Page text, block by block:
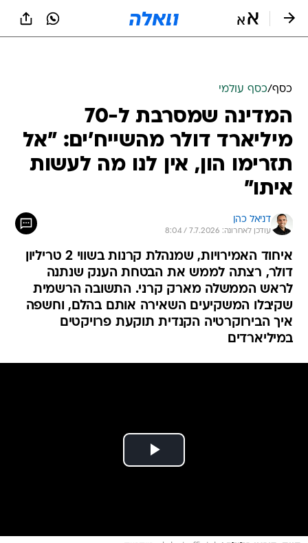
מיליארד דולר מהשייח'ים: "אל
תזרימו הון, אין לנו מה לעשות
איתו"
דניאל כהן
עודכן לאחרונה: 7.7.2026 / 8:04
איחוד האמירויות, שמנהלת קרנות בשווי 2 טריליון
דולר, רצתה לממש את הבטחת הענק שנתנה
לראש הממשלה מארק קרני. התשובה הרשמית
שקיבלו המשקיעים השאירה אותם בהלם, וחשפה
איך הבירוקרטיה הקנדית תוקעת פרויקטים
במיליארדים
סוכנות ההשקעות המרכזית וספינת הדגל של ראש